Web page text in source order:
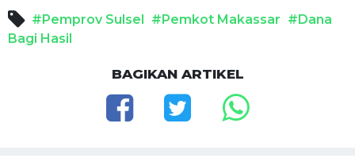
#Pemprov Sulsel #Pemkot Makassar #Dana
Bagi Hasil
BAGIKAN ARTIKEL